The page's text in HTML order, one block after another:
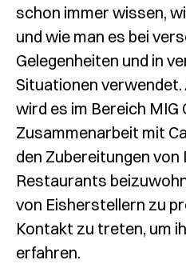
schon immer wissen,
und wie man es bei
Gelegenheiten und in
Situationen verwendet.
wird es im Bereich MIG
Zusammenarbeit mit
den Zubereitungen
Restaurants
von Eisherstellern zu
Kontakt zu treten, um
erfahren.